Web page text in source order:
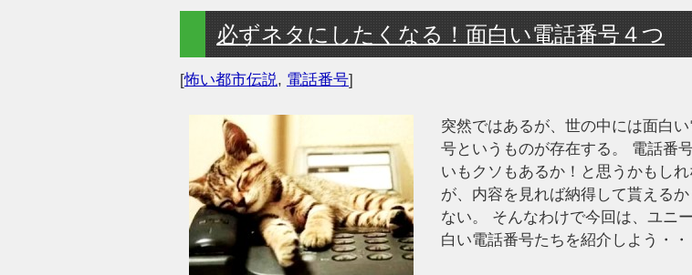
必ずネタにしたくなる！面白い電話番号４つ
[怖い都市伝説, 電話番号]
突然ではあるが、世の中には面白
号というものが存在する。 電話番
いもクソもあるか！と思うかもしれ
が、内容を見れば納得して貰える
ない。 そんなわけで今回は、ユニ
白い電話番号たちを紹介しよう・・